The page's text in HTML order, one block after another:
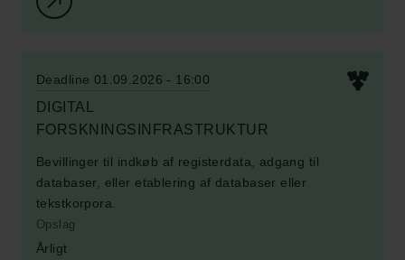
Deadline 01.09.2026 - 16:00
DIGITAL
FORSKNINGSINFRASTRUKTUR
Bevillinger til indkøb af registerdata, adgang til
databaser, eller etablering af databaser eller
tekstkorpora.
Opslag
Årligt